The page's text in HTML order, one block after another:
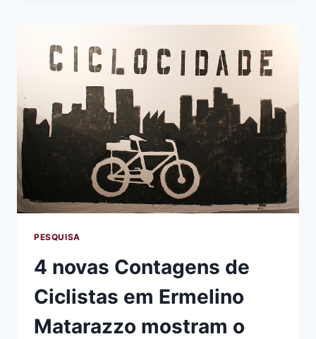
UM
TRÂNSITO
QUE
PROTEJA
A
VIDA.
PESQUISA
4 novas Contagens de
Ciclistas em Ermelino
Matarazzo mostram o